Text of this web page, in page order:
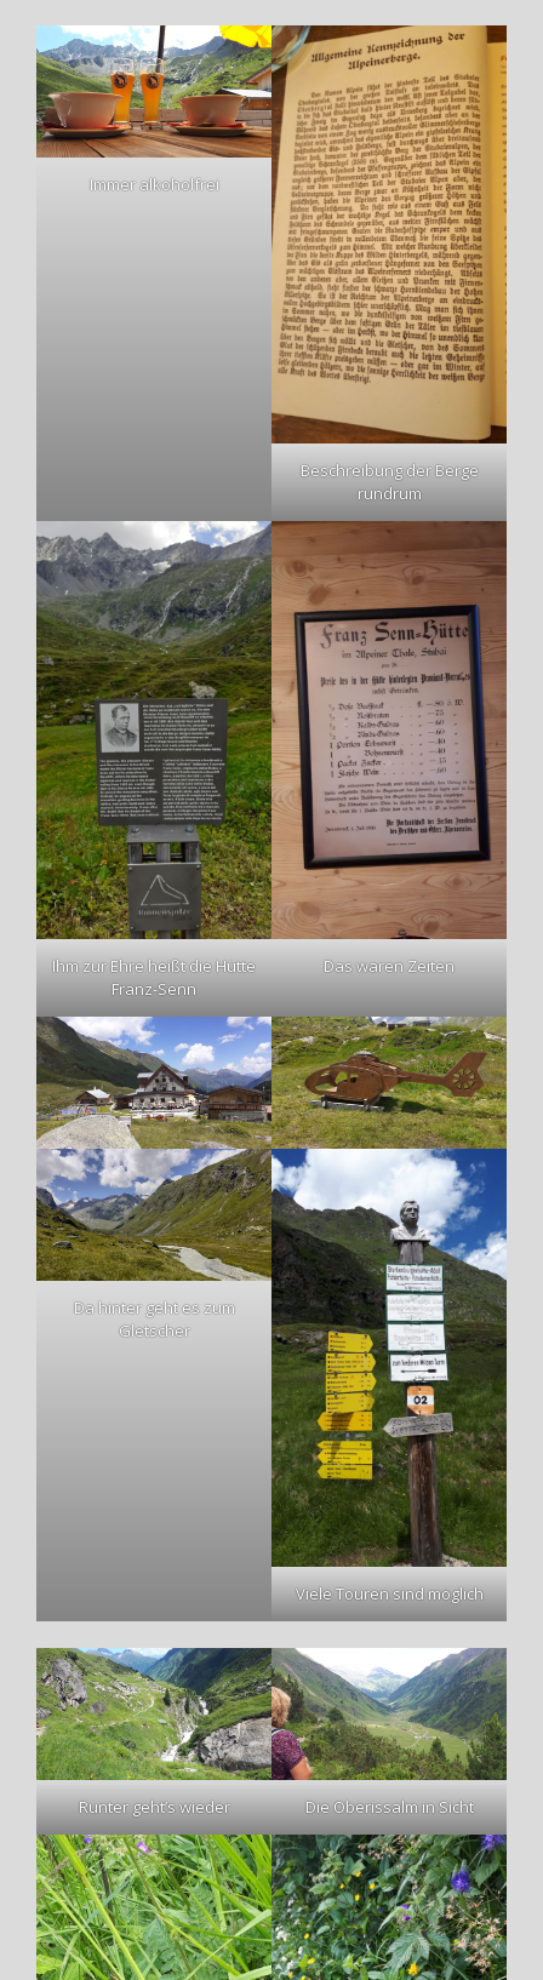
Immer alkoholfrei
Beschreibung der Berge
rundrum
Ihm zur Ehre heißt die Hütte
Franz-Senn
Das waren Zeiten
Da hinter geht es zum
Gletscher
Viele Touren sind möglich
Runter geht’s wieder Die Oberissalm in Sicht